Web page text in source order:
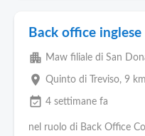
Back office inglese
apartment Maw filiale di San
place Quinto di Treviso, 9
event_available 4 settimane fa
nel ruolo di Back Office